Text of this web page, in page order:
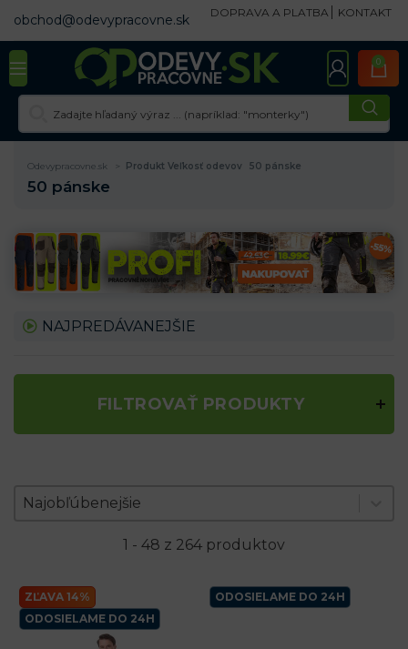
obchod@odevypracovne.sk DOPRAVA A PLATBA KONTAKT
0
Odevypracovne.sk Produkt Veľkosť odevov 50 pánske
50 pánske
NAJPREDÁVANEJŠIE
FILTROVAŤ PRODUKTY
Zoradenie produktov
Sort content
Najobľúbenejšie
Sort content
1 - 48 z 264 produktov
ZĽAVA 14%
ODOSIELAME DO 24H
ODOSIELAME DO 24H